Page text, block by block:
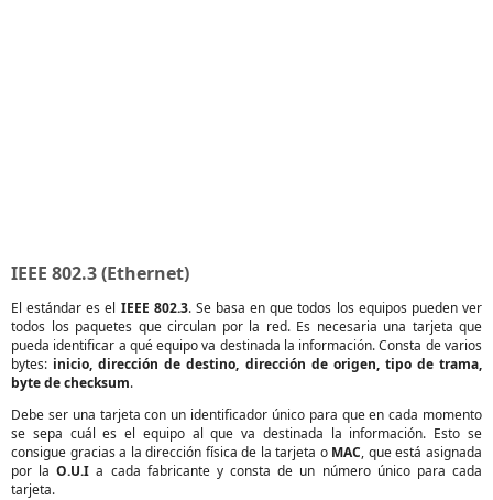
IEEE 802.3 (Ethernet)
El estándar es el IEEE 802.3. Se basa en que todos los equipos pueden ver
todos los paquetes que circulan por la red. Es necesaria una tarjeta que
pueda identificar a qué equipo va destinada la información. Consta de varios
bytes: inicio, dirección de destino, dirección de origen, tipo de trama,
byte de checksum.
Debe ser una tarjeta con un identificador único para que en cada momento
se sepa cuál es el equipo al que va destinada la información. Esto se
consigue gracias a la dirección física de la tarjeta o MAC, que está asignada
por laO.U.I a cada fabricante y consta de un número único para cada
tarjeta.